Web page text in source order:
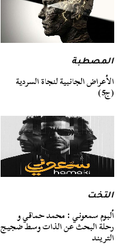
المصطبة
الأعراض الجانبية لنجاة السردية
(ج5)
التخت
ألبوم سمعوني : محمد حماقي و
رحلة البحث عن الذات وسط ضجيج
التريند